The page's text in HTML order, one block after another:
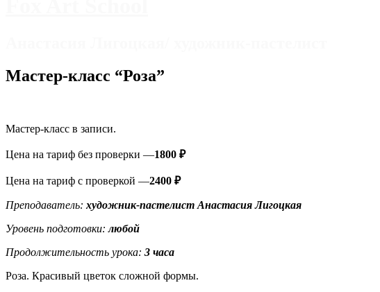
Мастер-класс “Роза”
Мастер-класс в записи.
Цена на тариф без проверки —1800 ₽
Цена на тариф с проверкой —2400 ₽
Преподаватель: художник-пастелист АнастасияЛигоцкая
Уровень подготовки:любой
Продолжительность урока: 3 часа
Роза. Красивый цветок сложной формы.